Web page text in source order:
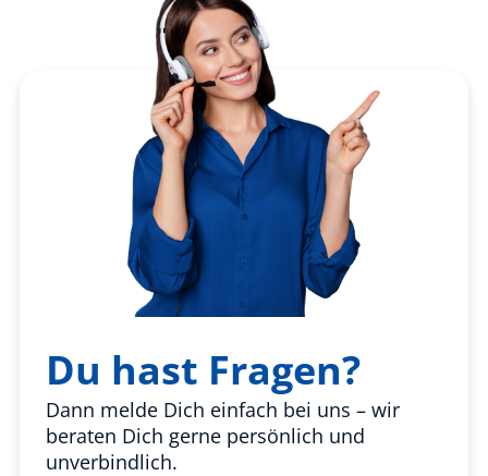
Du hast Fragen?
Dann melde Dich einfach bei uns – wir
beraten Dich gerne persönlich und
unverbindlich.